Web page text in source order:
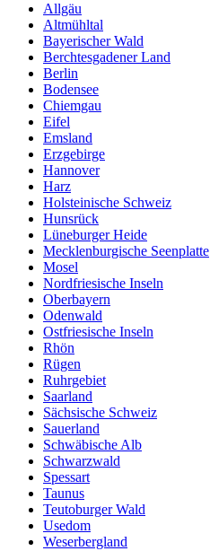
Allgäu
Altmühltal
Bayerischer Wald
Berchtesgadener Land
Berlin
Bodensee
Chiemgau
Eifel
Emsland
Erzgebirge
Hannover
Harz
Holsteinische Schweiz
Hunsrück
Lüneburger Heide
Mecklenburgische Seenplatte
Mosel
Nordfriesische Inseln
Oberbayern
Odenwald
Ostfriesische Inseln
Rhön
Rügen
Ruhrgebiet
Saarland
Sächsische Schweiz
Sauerland
Schwäbische Alb
Schwarzwald
Spessart
Taunus
Teutoburger Wald
Usedom
Weserbergland